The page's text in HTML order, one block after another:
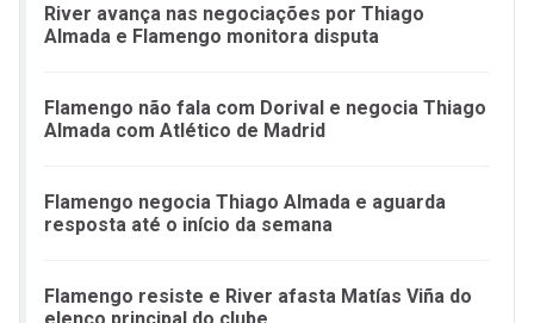
River avança nas negociações por Thiago
Almada e Flamengo monitora disputa
Flamengo não fala com Dorival e negocia Thiago
Almada com Atlético de Madrid
Flamengo negocia Thiago Almada e aguarda
resposta até o início da semana
Flamengo resiste e River afasta Matías Viña do